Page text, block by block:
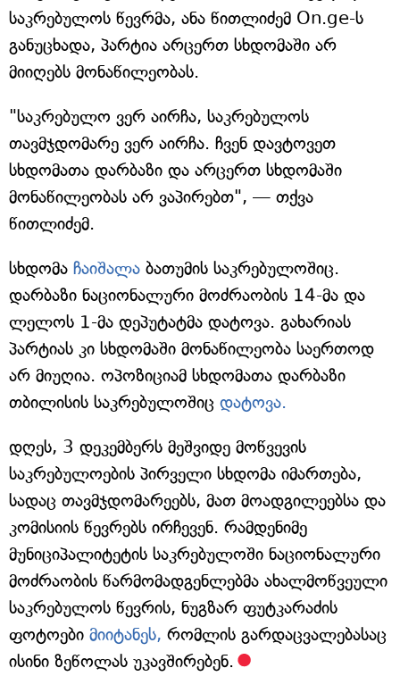
საკრებულოს წევრმა, ანა წითლიძემ On.ge-ს
განუცხადა, პარტია არცერთ სხდომაში არ
მიიღებს მონაწილეობას.
"საკრებულო ვერ აირჩა, საკრებულოს
თავმჯდომარე ვერ აირჩა. ჩვენ დავტოვეთ
სხდომათა დარბაზი და არცერთ სხდომაში
მონაწილეობას არ ვაპირებთ", — თქვა
წითლიძემ.
სხდომა ჩაიშალა ბათუმის საკრებულოშიც.
დარბაზი ნაციონალური მოძრაობის 14-მა და
ლელოს 1-მა დეპუტატმა დატოვა. გახარიას
პარტიას კი სხდომაში მონაწილეობა საერთოდ
არ მიუღია. ოპოზიციამ სხდომათა დარბაზი
თბილისის საკრებულოშიც დატოვა.
დღეს, 3 დეკემბერს მეშვიდე მოწვევის
საკრებულოების პირველი სხდომა იმართება,
სადაც თავმჯდომარეებს, მათ მოადგილეებსა და
კომისიის წევრებს ირჩევენ. რამდენიმე
მუნიციპალიტეტის საკრებულოში ნაციონალური
მოძრაობის წარმომადგენლებმა ახალმოწვეული
საკრებულოს წევრის, ნუგზარ ფუტკარაძის
ფოტოები მიიტანეს, რომლის გარდაცვალებასაც
ისინი ზეწოლას უკავშირებენ.